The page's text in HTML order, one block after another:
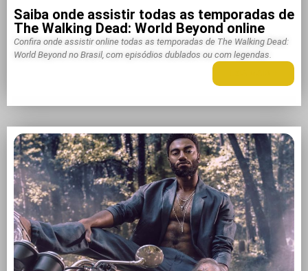
Saiba onde assistir todas as temporadas de
The Walking Dead: World Beyond online
Confira onde assistir online todas as temporadas de The Walking Dead:
World Beyond no Brasil, com episódios dublados ou com legendas.